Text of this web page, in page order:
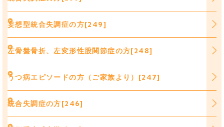
妄想型統合失調症の方[249]
左骨盤骨折、左変形性股関節症の方[248]
うつ病エピソードの方（ご家族より）[247]
統合失調症の方[246]